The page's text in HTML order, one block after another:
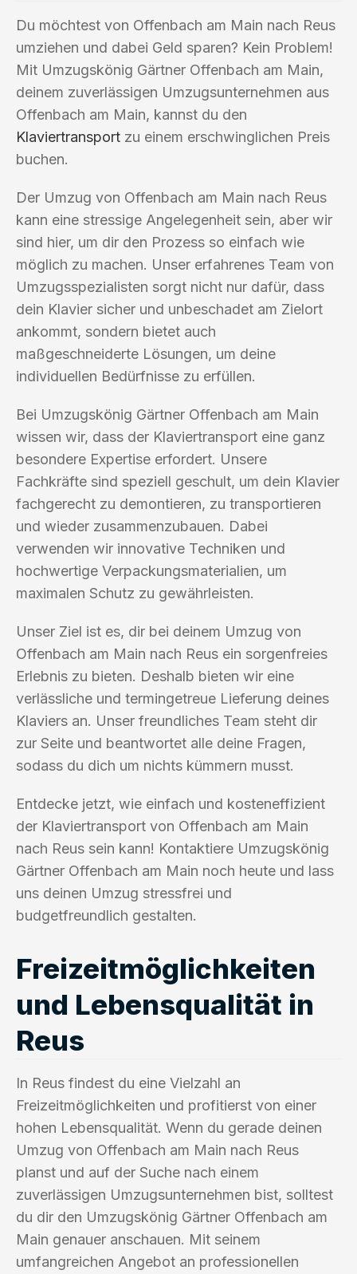
Du möchtest von Offenbach am Main nach Reus
umziehen und dabei Geld sparen? Kein Problem!
Mit Umzugskönig Gärtner Offenbach am Main,
deinem zuverlässigen Umzugsunternehmen aus
Offenbach am Main, kannst du den
Klaviertransport zu einem erschwinglichen Preis
buchen.
Der Umzug von Offenbach am Main nach Reus
kann eine stressige Angelegenheit sein, aber wir
sind hier, um dir den Prozess so einfach wie
möglich zu machen. Unser erfahrenes Team von
Umzugsspezialisten sorgt nicht nur dafür, dass
dein Klavier sicher und unbeschadet am Zielort
ankommt, sondern bietet auch
maßgeschneiderte Lösungen, um deine
individuellen Bedürfnisse zu erfüllen.
Bei Umzugskönig Gärtner Offenbach am Main
wissen wir, dass der Klaviertransport eine ganz
besondere Expertise erfordert. Unsere
Fachkräfte sind speziell geschult, um dein Klavier
fachgerecht zu demontieren, zu transportieren
und wieder zusammenzubauen. Dabei
verwenden wir innovative Techniken und
hochwertige Verpackungsmaterialien, um
maximalen Schutz zu gewährleisten.
Unser Ziel ist es, dir bei deinem Umzug von
Offenbach am Main nach Reus ein sorgenfreies
Erlebnis zu bieten. Deshalb bieten wir eine
verlässliche und termingetreue Lieferung deines
Klaviers an. Unser freundliches Team steht dir
zur Seite und beantwortet alle deine Fragen,
sodass du dich um nichts kümmern musst.
Entdecke jetzt, wie einfach und kosteneffizient
der Klaviertransport von Offenbach am Main
nach Reus sein kann! Kontaktiere Umzugskönig
Gärtner Offenbach am Main noch heute und lass
uns deinen Umzug stressfrei und
budgetfreundlich gestalten.
Freizeitmöglichkeiten
und Lebensqualität in
Reus
In Reus findest du eine Vielzahl an
Freizeitmöglichkeiten und profitierst von einer
hohen Lebensqualität. Wenn du gerade deinen
Umzug von Offenbach am Main nach Reus
planst und auf der Suche nach einem
zuverlässigen Umzugsunternehmen bist, solltest
du dir den Umzugskönig Gärtner Offenbach am
Main genauer anschauen. Mit seinem
umfangreichen Angebot an professionellen